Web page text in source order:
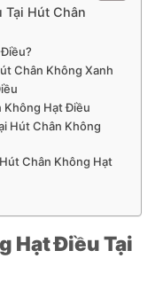
Tại Hút Chân
Chân Không Xanh
Không Hạt Điều
Hút Chân Không
Chân Không Hạt
Hạt Điều Tại